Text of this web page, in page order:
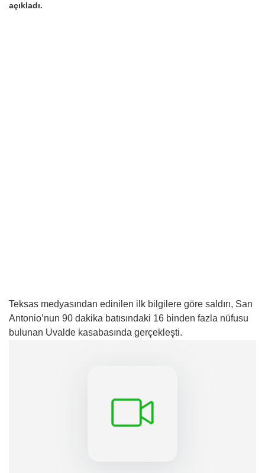
açıkladı.
Teksas medyasından edinilen ilk bilgilere göre saldırı, San
Antonio’nun 90 dakika batısındaki 16 binden fazla nüfusu
bulunan Uvalde kasabasında gerçekleşti.